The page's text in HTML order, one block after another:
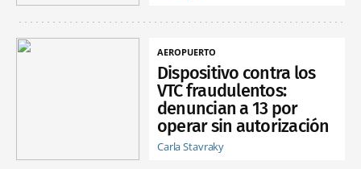
AEROPUERTO
Dispositivo contra los
VTC fraudulentos:
denuncian a 13 por
operar sin autorización
Carla Stavraky